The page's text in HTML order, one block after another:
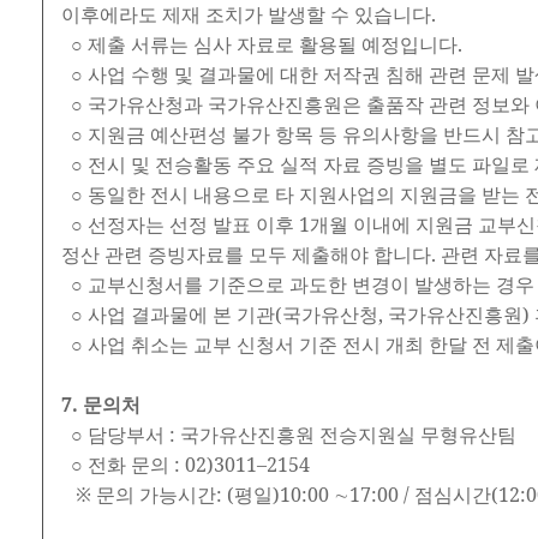
이후에라도 제재 조치가 발생할 수 있습니다.
○ 제출 서류는 심사 자료로 활용될 예정입니다.
○ 사업 수행 및 결과물에 대한 저작권 침해 관련 문제
○ 국가유산청과 국가유산진흥원은 출품작 관련 정보
○ 지원금 예산편성 불가 항목 등 유의사항을 반드시 참
○ 전시 및 전승활동 주요 실적 자료 증빙을 별도 파일
○ 동일한 전시 내용으로 타 지원사업의 지원금을 받는
○ 선정자는 선정 발표 이후 1개월 이내에 지원금 교부
정산 관련 증빙자료를 모두 제출해야 합니다. 관련 자
○ 교부신청서를 기준으로 과도한 변경이 발생하는 경
○ 사업 결과물에 본 기관(국가유산청, 국가유산진흥원
○ 사업 취소는 교부 신청서 기준 전시 개최 한달 전 제
7. 문의처
○ 담당부서 : 국가유산진흥원 전승지원실 무형유산팀
○ 전화 문의 : 02)3011–2154
※ 문의 가능시간: (평일)10:00 ∼17:00 / 점심시간